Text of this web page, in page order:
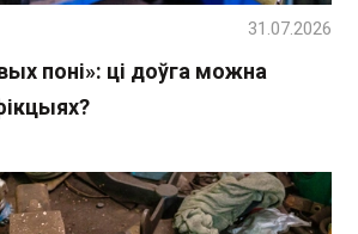
поні»: ці доўга можна
31.07.2026